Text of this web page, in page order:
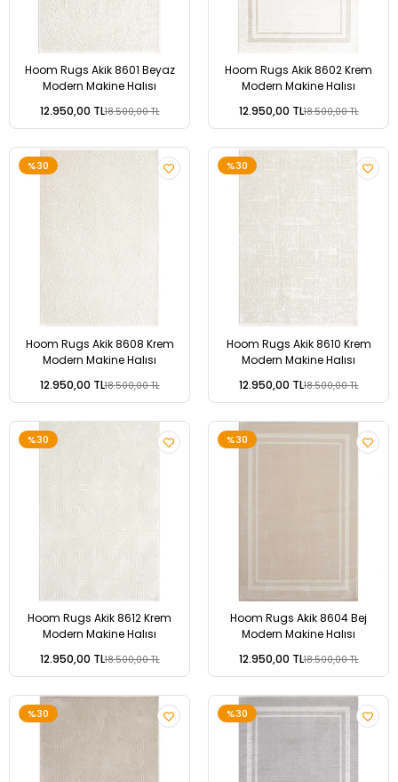
Hoom Rugs Akik 8601 Beyaz
Modern Makine Halısı
12.950,00 TL18.500,00 TL
Hoom Rugs Akik 8602 Krem
Modern Makine Halısı
12.950,00 TL18.500,00 TL
%30
Hoom Rugs Akik 8608 Krem
Modern Makine Halısı
12.950,00 TL18.500,00 TL
%30
Hoom Rugs Akik 8610 Krem
Modern Makine Halısı
12.950,00 TL18.500,00 TL
%30
Hoom Rugs Akik 8612 Krem
Modern Makine Halısı
12.950,00 TL18.500,00 TL
%30
Hoom Rugs Akik 8604 Bej
Modern Makine Halısı
12.950,00 TL18.500,00 TL
%30 %30